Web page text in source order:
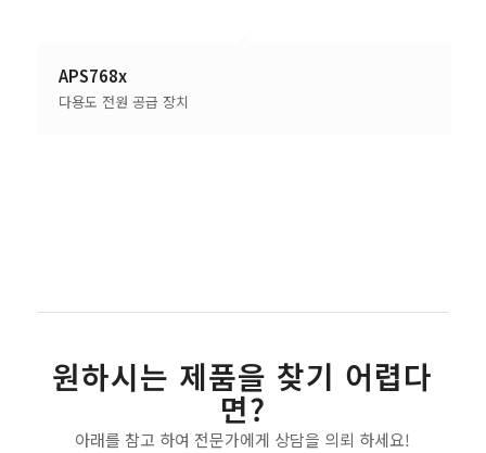
APS768x
다용도 전원 공급 장치
원하시는 제품을 찾기 어렵다
면?
아래를 참고 하여 전문가에게 상담을 의뢰 하세요!